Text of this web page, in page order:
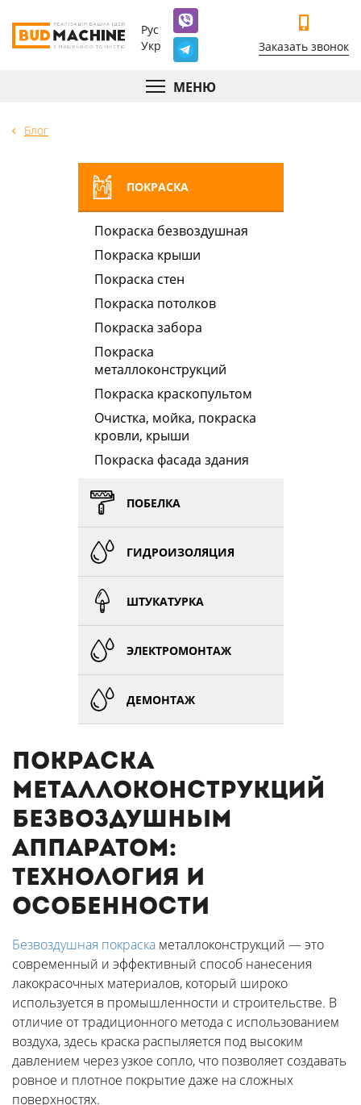
Рус
Укр
Заказать звонок
МЕНЮ
Блог
ПОКРАСКА
Покраска безвоздушная
Покраска крыши
Покраска стен
Покраска потолков
Покраска забора
Покраска
металлоконструкций
Покраска краскопультом
Очистка, мойка, покраска
кровли, крыши
Покраска фасада здания
ПОБЕЛКА
ГИДРОИЗОЛЯЦИЯ
ШТУКАТУРКА
ЭЛЕКТРОМОНТАЖ
ДЕМОНТАЖ
Покраска
металлоконструкций
безвоздушным
аппаратом:
технология и
особенности
Безвоздушная покраска металлоконструкций — это
современный и эффективный способ нанесения
лакокрасочных материалов, который широко
используется в промышленности и строительстве. В
отличие от традиционного метода с использованием
воздуха, здесь краска распыляется под высоким
давлением через узкое сопло, что позволяет создавать
ровное и плотное покрытие даже на сложных
поверхностях.